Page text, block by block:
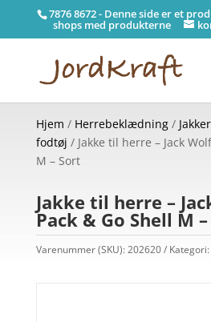
7876 8672 - Denne side er et
shops med produkterne
Hjem / Herrebeklædning/
fodtøj / Jakke til herre – Jack
M – Sort
Jakke til herre –
Pack & Go Shell M
Varenummer (SKU):202620 Kategori: